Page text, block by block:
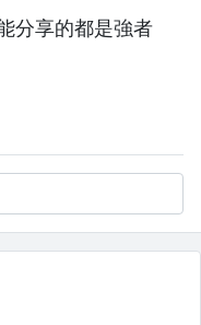
分享的都是強者